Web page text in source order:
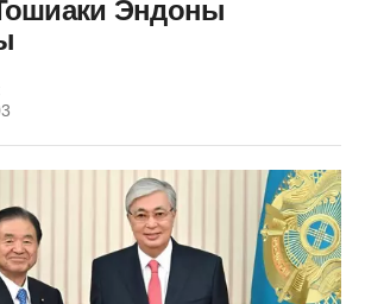
Эндоны